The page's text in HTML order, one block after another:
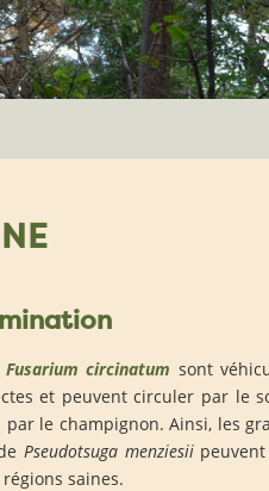
circinatum sont
et peuvent circuler par le
le champignon. Ainsi, les
Pseudotsuga menziesiipeuvent
saines.